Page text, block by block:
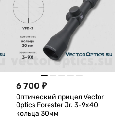
6 700 ₽
Оптический прицел Vector
Optics Forester Jr. 3-9x40
кольца 30мм